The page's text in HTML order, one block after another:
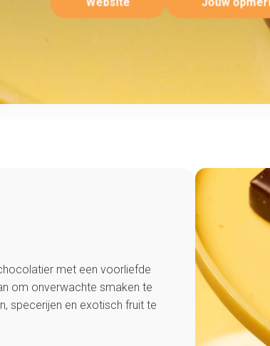
met een voorliefde
om onverwachte smaken te
specerijen en exotisch fruit te